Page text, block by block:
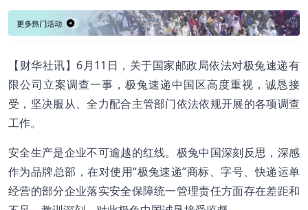
【财华社讯】6月11日，关于国家邮政局依法对极兔速递有
限公司立案调查一事，极兔速递中国区高度重视，诚恳接
受，坚决服从、全力配合主管部门依法依规开展的各项调查
工作。
安全生产是企业不可逾越的红线。极兔中国深刻反思，深感
作为品牌总部，在对使用“极兔速递”商标、字号、快递运单
经营的部分企业落实安全保障统一管理责任方面存在差距和